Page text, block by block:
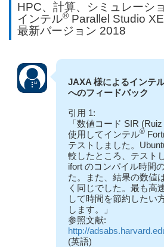
HPC、計算、シミュレーシ
インテル® Parallel Studio XE
最新バージョン 2018
JAXA 様によるインテ
へのフィードバック
引用 1:
「数値コード SIR
使用してインテル®
テストしました。
較したところ、テスト
ifort のコンパイル時間
た。また、結果の数値
く同じでした。最も高
して時間を節約したい
します。」
参照文献:
http://
(英語)